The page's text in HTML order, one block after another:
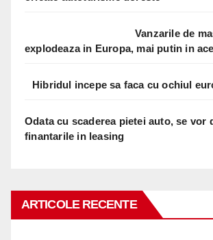
Vanzarile de
explodeaza in Europa, mai putin in
Hibridul incepe sa faca cu ochiul
Odata cu scaderea pietei auto, se vor
finantarile in leasing
ARTICOLE RECENTE